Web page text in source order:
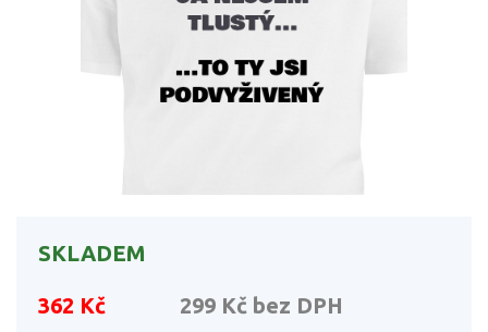
SKLADEM
362 Kč 299 Kč bez DPH